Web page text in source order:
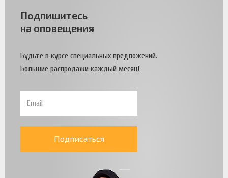
Подпишитесь
на оповещения
Будьте в курсе специальных предложений.
Большие распродажи каждый месяц!
Подписаться